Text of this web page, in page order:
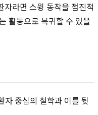
라면 스윙 동작을 점진적
활동으로 복귀할 수 있을
자 중심의 철학과 이를 뒷